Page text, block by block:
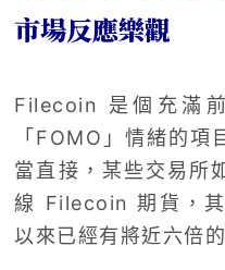
市場反應樂觀
Filecoin 是個充滿
「FOMO」情緒的項
當直接，某些交易所
線 Filecoin 期貨，
以來已經有將近六倍的